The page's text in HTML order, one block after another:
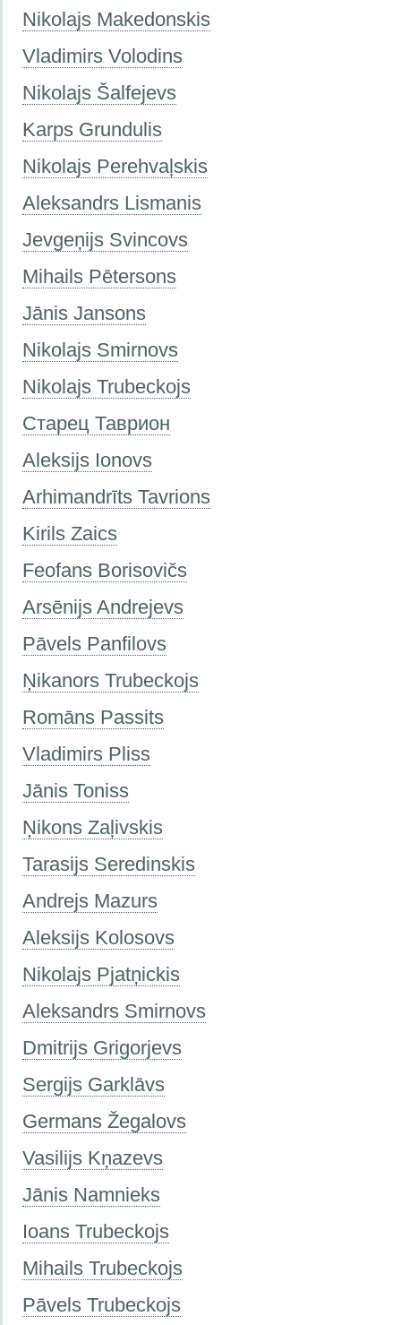
Nikolajs Makedonskis
Vladimirs Volodins
Nikolajs Šalfejevs
Karps Grundulis
Nikolajs Perehvaļskis
Aleksandrs Lismanis
Jevgeņijs Svincovs
Mihails Pētersons
Jānis Jansons
Nikolajs Smirnovs
Nikolajs Trubeckojs
Старец Таврион
Aleksijs Ionovs
Arhimandrīts Tavrions
Kirils Zaics
Feofans Borisovičs
Arsēnijs Andrejevs
Pāvels Panfilovs
Ņikanors Trubeckojs
Romāns Passits
Vladimirs Pliss
Jānis Toniss
Ņikons Zaļivskis
Tarasijs Seredinskis
Andrejs Mazurs
Aleksijs Kolosovs
Nikolajs Pjatņickis
Aleksandrs Smirnovs
Dmitrijs Grigorjevs
Sergijs Garklāvs
Germans Žegalovs
Vasilijs Kņazevs
J­ānis Namnieks
Ioans Trubeckojs
Mihails Trubeckojs
Pāvels Trubeckojs